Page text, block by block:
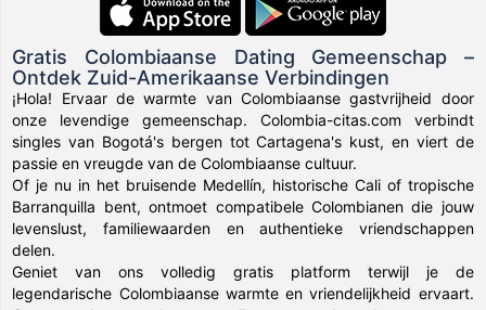
Gratis Colombiaanse Dating Gemeenschap –
Ontdek Zuid-Amerikaanse Verbindingen
¡Hola! Ervaar de warmte van Colombiaanse gastvrijheid door
onze levendige gemeenschap. Colombia-citas.com verbindt
singles van Bogotá's bergen tot Cartagena's kust, en viert de
passie en vreugde van de Colombiaanse cultuur.
Of je nu in het bruisende Medellín, historische Cali of tropische
Barranquilla bent, ontmoet compatibele Colombianen die jouw
levenslust, familiewaarden en authentieke vriendschappen
delen.
Geniet van ons volledig gratis platform terwijl je de
legendarische Colombiaanse warmte en vriendelijkheid ervaart.